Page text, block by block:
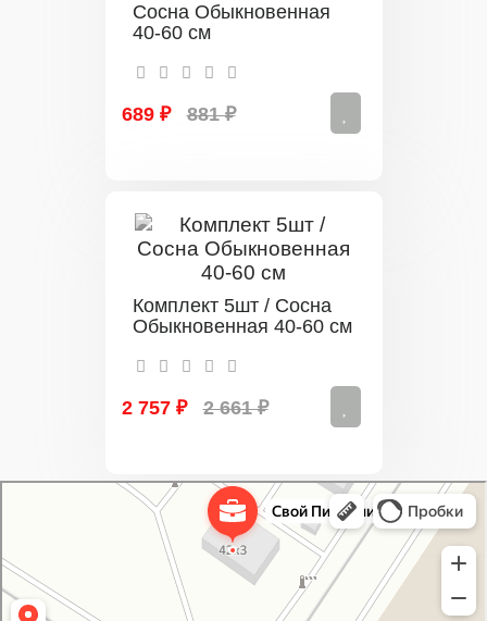
Сосна Обыкновенная
40-60 см
689 ₽ 881 ₽
Комплект 5шт / Сосна
Обыкновенная 40-60 см
2 757 ₽ 2 661 ₽
Питомник растений в Москве